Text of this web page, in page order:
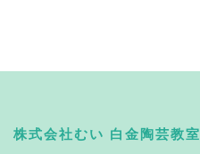
株式会社むい 白金陶芸教室